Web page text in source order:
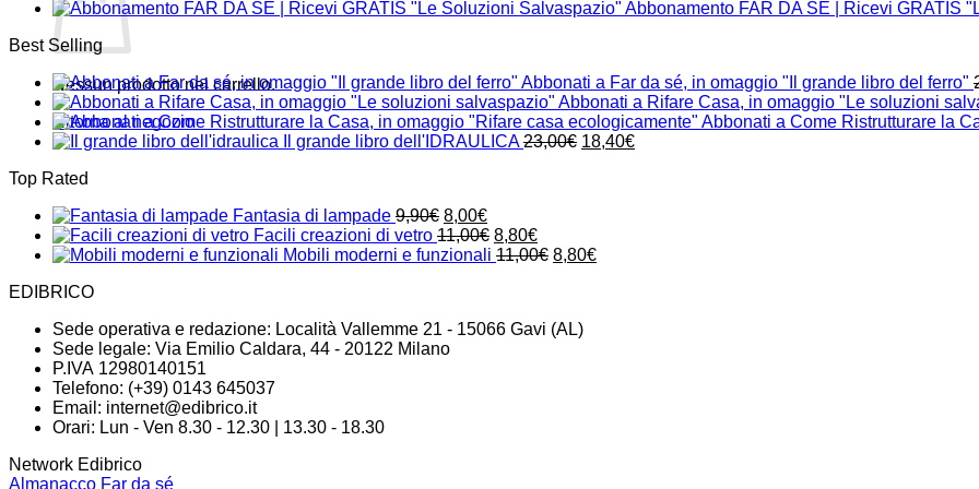
Nessun prodotto nel carrello.
Ritorna al negozio
Abbonamento FAR DA SÉ | Ricevi GRATIS
Best Selling
Abbonati a Far da sé, in omaggio "Il grande libro del ferro"
Abbonati a Rifare Casa, in omaggio "Le soluzioni
Abbonati a Come Ristrutturare la
Il grande libro dell'IDRAULICA 23,00€ Il
18,40€Il
Top Rated
Fantasia di lampade 9,90€ Il
prezzo
originale
8,00€Il
prezzo
attuale
Facili creazioni di vetro 11,00€ Il
prezzo
8,80€Il
prezzo
Mobili moderni e funzionali 11,00€ Il
11,00€.
8,80€Il
EDIBRICO
Sede operativa e redazione: Località Vallemme 21 - 15066 Gavi (AL)
Sede legale: Via Emilio Caldara, 44 - 20122 Milano
P.IVA 12980140151
Telefono: (+39) 0143 645037
Email: internet@edibrico.it
Orari: Lun - Ven 8.30 - 12.30 | 13.30 - 18.30
Network Edibrico
Almanacco Far da sé